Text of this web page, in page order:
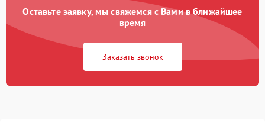
Оставьте заявку, мы свяжемся с Вами в ближайшее
время
Заказать звонок